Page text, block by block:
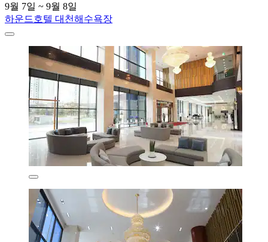
9월 7일 ~ 9월 8일
하운드호텔 대천해수욕장